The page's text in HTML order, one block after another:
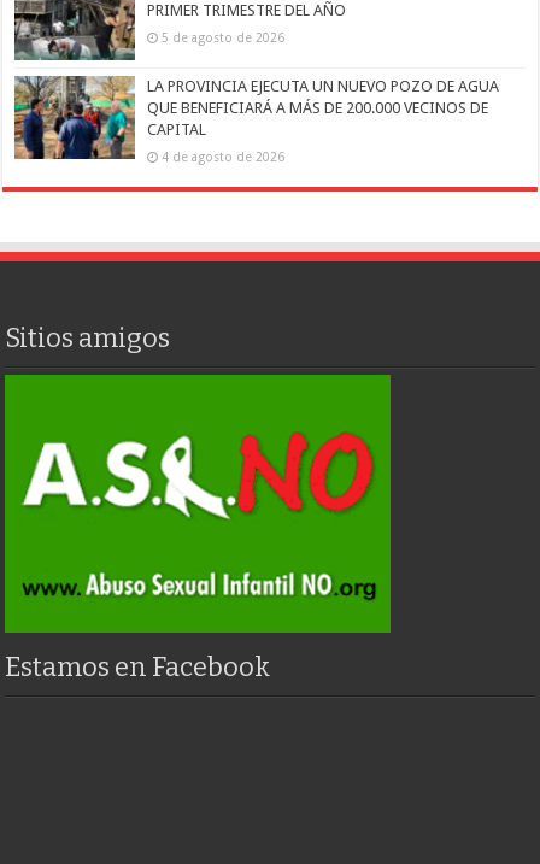
PRIMER TRIMESTRE DEL AÑO
5 de agosto de 2026
LA PROVINCIA EJECUTA UN NUEVO POZO DE AGUA
QUE BENEFICIARÁ A MÁS DE 200.000 VECINOS DE
CAPITAL
4 de agosto de 2026
Sitios amigos
Estamos en Facebook